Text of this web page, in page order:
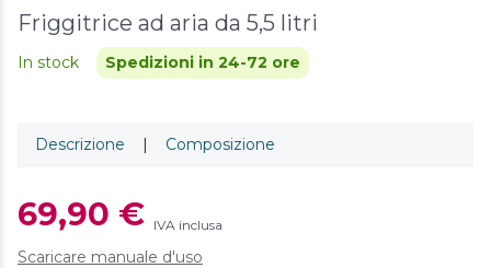
Friggitrice ad aria da 5,5 litri
In stock Spedizioni in 24-72 ore
Descrizione | Composizione
69,90 € IVA inclusa
Scaricare manuale d'uso